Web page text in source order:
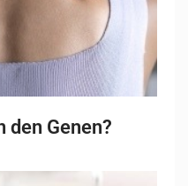
Genen?